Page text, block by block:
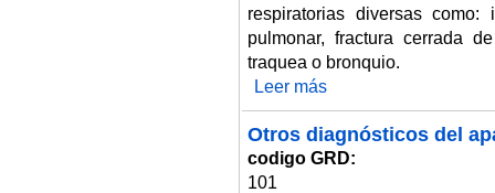
respiratorias diversas como:
pulmonar, fractura cerrada
traquea o bronquio.
Leer más
Otros diagnósticos del
codigo GRD:
101